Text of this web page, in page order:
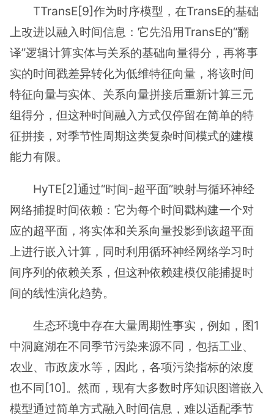
TTransE[9]作为时序模型，在TransE的基础
上改进以融入时间信息：它先沿用TransE的“翻
译”逻辑计算实体与关系的基础向量得分，再将事
实的时间戳差异转化为低维特征向量，将该时间
特征向量与实体、关系向量拼接后重新计算三元
组得分，但这种时间融入方式仅停留在简单的特
征拼接，对季节性周期这类复杂时间模式的建模
能力有限。
HyTE[2]通过“时间-超平面”映射与循环神经
网络捕捉时间依赖：它为每个时间戳构建一个对
应的超平面，将实体和关系向量投影到该超平面
上进行嵌入计算，同时利用循环神经网络学习时
间序列的依赖关系，但这种依赖建模仅能捕捉时
间的线性演化趋势。
生态环境中存在大量周期性事实，例如，图1
中洞庭湖在不同季节污染来源不同，包括工业、
农业、市政废水等，因此，各项污染指标的浓度
也不同[10]。然而，现有大多数时序知识图谱嵌入
模型通过简单方式融入时间信息，难以适配季节